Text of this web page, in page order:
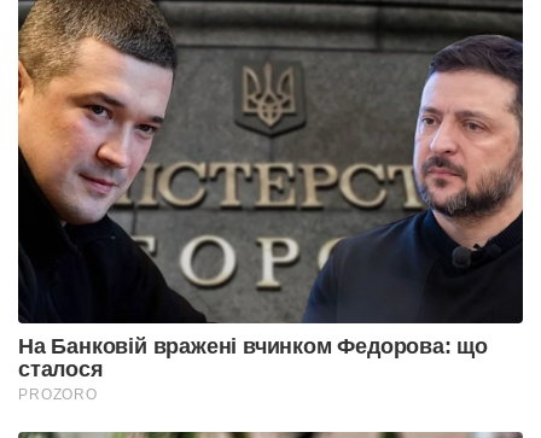
На Банковій вражені вчинком Федорова: що
сталося
PROZORO